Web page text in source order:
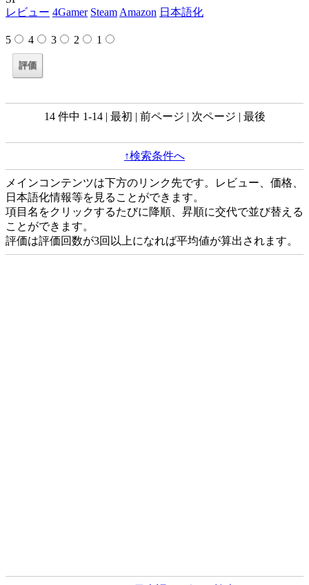
レビュー 4Gamer Steam Amazon 日本語化
5 4 3 2 1
14 件中 1-14 | 最初 | 前ページ | 次ページ | 最後
↑検索条件へ
メインコンテンツは下方のリンク先です。レビュー、価格、
日本語化情報等を見ることができます。
項目名をクリックするたびに降順、昇順に交代で並び替える
ことができます。
評価は評価回数が3回以上になれば平均値が算出されます。